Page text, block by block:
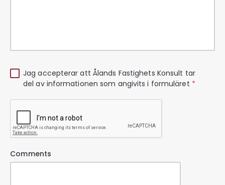
Jag accepterar att Ålands Fastighets Konsult tar
del av informationen som angivits i formuläret *
Comments